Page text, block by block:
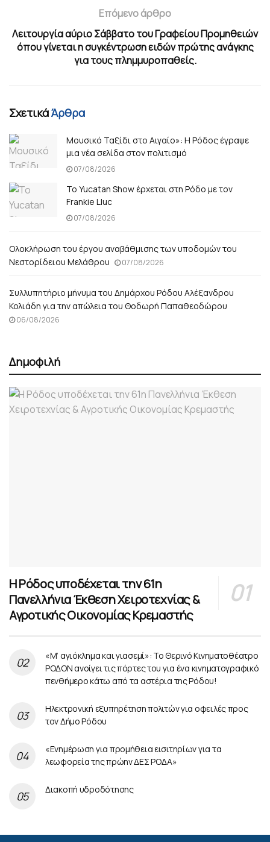
Επόμενο άρθρο
Λειτουργία αύριο Σάββατο του Γραφείου Προμηθειών
όπου γίνεται η συγκέντρωση ειδών πρώτης ανάγκης
για τους πλημμυροπαθείς.
ΣχετικάΆρθρα
Μουσικό Ταξίδι στο Αιγαίο»: Η Ρόδος έγραψε
μια νέα σελίδα στον πολιτισμό
07/08/2026
Το Yucatan Show έρχεται στη Ρόδο με τον
Frankie Lluc
07/08/2026
Ολοκλήρωση του έργου αναβάθμισης των υποδομών του
Νεστορίδειου Μελάθρου
07/08/2026
Συλλυπητήριο μήνυμα του Δημάρχου Ρόδου Αλέξανδρου
Κολιάδη για την απώλεια του Θοδωρή Παπαθεοδώρου
06/08/2026
Δημοφιλή
Η Ρόδος υποδέχεται την 61η
Πανελλήνια Έκθεση Χειροτεχνίας &
Αγροτικής Οικονομίας Κρεμαστής
«Μ’ αγιόκλημα και γιασεμί»: Το Θερινό Κινηματοθέατρο
ΡΟΔΟΝ ανοίγει τις πόρτες του για ένα κινηματογραφικό
πενθήμερο κάτω από τα αστέρια της Ρόδου!
Ηλεκτρονική εξυπηρέτηση πολιτών για οφειλές προς
τον Δήμο Ρόδου
«Ενημέρωση για προμήθεια εισιτηρίων για τα
λεωφορεία της πρώην ΔΕΣ ΡΟΔΑ»
Διακοπή υδροδότησης